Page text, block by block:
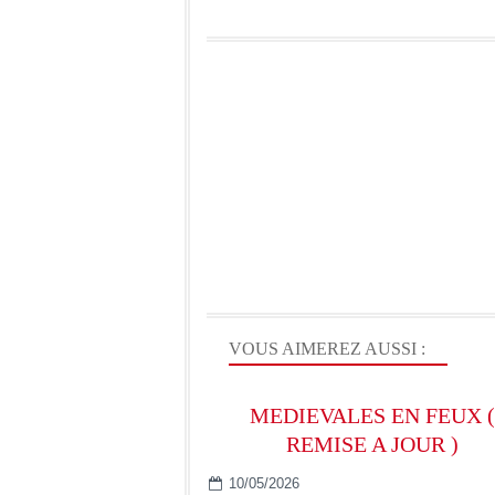
VOUS AIMEREZ AUSSI :
MEDIEVALES EN FEUX (
REMISE A JOUR )
10/05/2026